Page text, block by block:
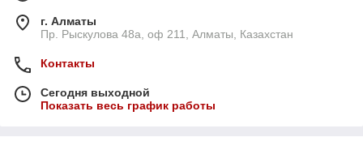
г. Алматы
Пр. Рыскулова 48а, оф 211, Алматы, Казахстан
Контакты
Сегодня выходной
Показать весь график работы